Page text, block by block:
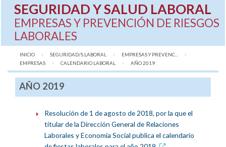
SEGURIDAD Y SALUD LABORAL
EMPRESAS Y PREVENCIÓN DE RIESGOS
LABORALES
INICIO SEGURIDAD/S.LABORAL
EMPRESAS Y PREVENC...
EMPRESAS
CALENDARIO LABORAL AQUÍ:
AÑO 2019
AÑO 2019
Resolución de 1 de agosto de 2018, por la que el
titular de la Dirección General de Relaciones
Laborales y Economía Social publica el calendario